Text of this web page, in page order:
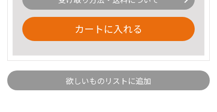
カートに入れる
欲しいものリストに追加